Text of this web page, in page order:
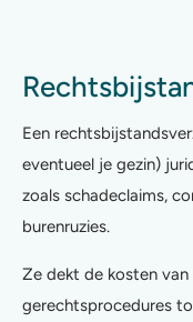
Een
eventueel je gezin)
zoals schadeclaims,
burenruzies.
Ze dekt de kosten
gerechtsprocedures